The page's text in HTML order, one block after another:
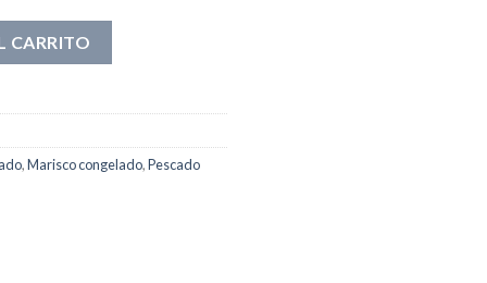
CARRITO
,Marisco congelado,Pescado